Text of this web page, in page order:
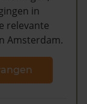
in
relevante
Amsterdam.